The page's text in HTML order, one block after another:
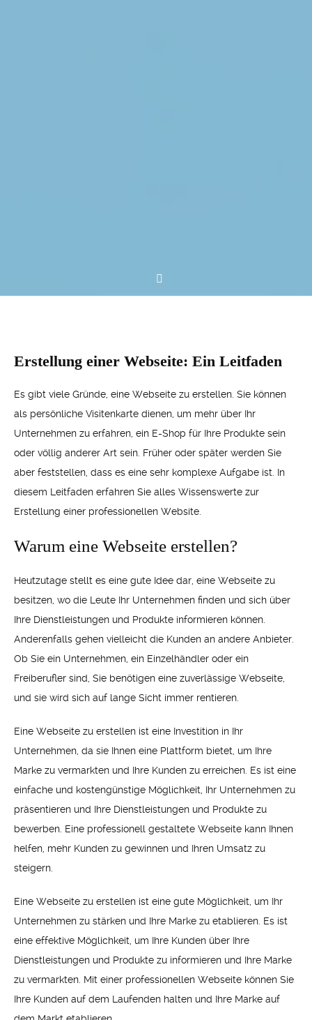
Erstellung einer Webseite: Ein Leitfaden
Es gibt viele Gründe, eine Webseite zu erstellen. Sie können
als persönliche Visitenkarte dienen, um mehr über Ihr
Unternehmen zu erfahren, ein E-Shop für Ihre Produkte sein
oder völlig anderer Art sein. Früher oder später werden Sie
aber feststellen, dass es eine sehr komplexe Aufgabe ist. In
diesem Leitfaden erfahren Sie alles Wissenswerte zur
Erstellung einer professionellen Website.
Warum eine Webseite erstellen?
Heutzutage stellt es eine gute Idee dar, eine Webseite zu
besitzen, wo die Leute Ihr Unternehmen finden und sich über
Ihre Dienstleistungen und Produkte informieren können.
Anderenfalls gehen vielleicht die Kunden an andere Anbieter.
Ob Sie ein Unternehmen, ein Einzelhändler oder ein
Freiberufler sind, Sie benötigen eine zuverlässige Webseite,
und sie wird sich auf lange Sicht immer rentieren.
Eine Webseite zu erstellen ist eine Investition in Ihr
Unternehmen, da sie Ihnen eine Plattform bietet, um Ihre
Marke zu vermarkten und Ihre Kunden zu erreichen. Es ist eine
einfache und kostengünstige Möglichkeit, Ihr Unternehmen zu
präsentieren und Ihre Dienstleistungen und Produkte zu
bewerben. Eine professionell gestaltete Webseite kann Ihnen
helfen, mehr Kunden zu gewinnen und Ihren Umsatz zu
steigern.
Eine Webseite zu erstellen ist eine gute Möglichkeit, um Ihr
Unternehmen zu stärken und Ihre Marke zu etablieren. Es ist
eine effektive Möglichkeit, um Ihre Kunden über Ihre
Dienstleistungen und Produkte zu informieren und Ihre Marke
zu vermarkten. Mit einer professionellen Webseite können Sie
Ihre Kunden auf dem Laufenden halten und Ihre Marke auf